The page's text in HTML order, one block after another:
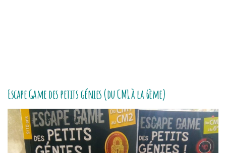
Escape Game des petits génies (du CM1 à la 6ème)